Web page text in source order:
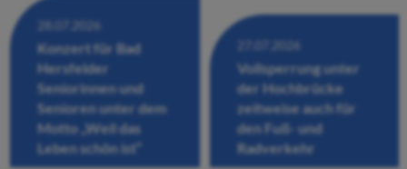
28.07.2026
Konzert für Bad
Hersfelder
Seniorinnen und
Senioren unter dem
Motto „Weil das
Leben schön ist“
27.07.2026
Vollsperrung unter
der Hochbrücke
zeitweise auch für
den Fuß- und
Radverkehr